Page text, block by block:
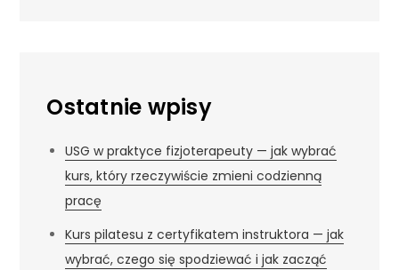
Ostatnie wpisy
USG w praktyce fizjoterapeuty — jak wybrać
kurs, który rzeczywiście zmieni codzienną
pracę
Kurs pilatesu z certyfikatem instruktora — jak
wybrać, czego się spodziewać i jak zacząć